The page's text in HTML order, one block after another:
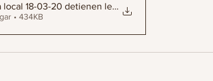
local 18-03-20 detienen leyes de
Descargar • 434KB